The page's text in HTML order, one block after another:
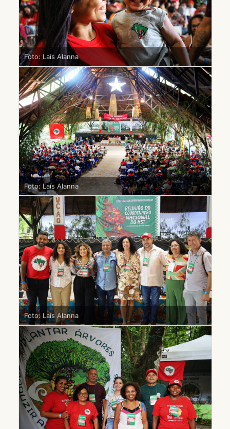
Foto: Laís Alanna
Foto: Laís Alanna
Foto: Laís Alanna